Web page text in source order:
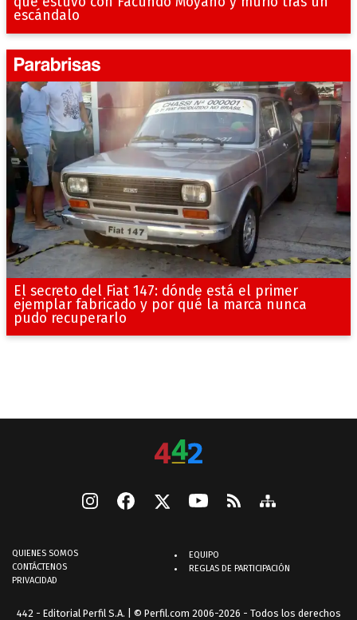
escándalo
El secreto del Fiat 147: dónde está el primer
ejemplar fabricado y por qué la marca nunca
pudo recuperarlo
QUIENES SOMOS
CONTÁCTENOS
PRIVACIDAD
EQUIPO
REGLAS DE PARTICIPACIÓN
442 - Editorial Perfil S.A. | © Perfil.com 2006-2026 - Todos los derechos